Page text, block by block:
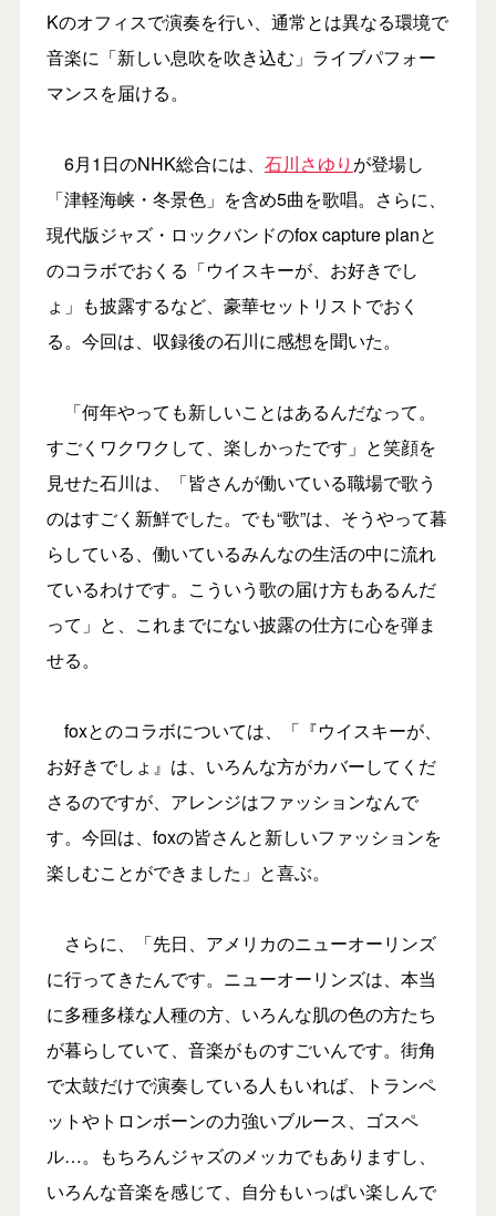
Kのオフィスで演奏を行い、通常とは異なる環境で
音楽に「新しい息吹を吹き込む」ライブパフォー
マンスを届ける。
6月1日のNHK総合には、 石川さゆり が登場し
「津軽海峡・冬景色」を含め5曲を歌唱。さらに、
現代版ジャズ・ロックバンドのfox capture planと
のコラボでおくる「ウイスキーが、お好きでし
ょ」も披露するなど、豪華セットリストでおく
る。今回は、収録後の石川に感想を聞いた。
「何年やっても新しいことはあるんだなって。
すごくワクワクして、楽しかったです」と笑顔を
見せた石川は、「皆さんが働いている職場で歌う
のはすごく新鮮でした。でも“歌”は、そうやって暮
らしている、働いているみんなの生活の中に流れ
ているわけです。こういう歌の届け方もあるんだ
って」と、これまでにない披露の仕方に心を弾ま
せる。
foxとのコラボについては、「『ウイスキーが、
お好きでしょ』は、いろんな方がカバーしてくだ
さるのですが、アレンジはファッションなんで
す。今回は、foxの皆さんと新しいファッションを
楽しむことができました」と喜ぶ。
さらに、「先日、アメリカのニューオーリンズ
に行ってきたんです。ニューオーリンズは、本当
に多種多様な人種の方、いろんな肌の色の方たち
が暮らしていて、音楽がものすごいんです。街角
で太鼓だけで演奏している人もいれば、トランペ
ットやトロンボーンの力強いブルース、ゴスペ
ル…。もちろんジャズのメッカでもありますし、
いろんな音楽を感じて、自分もいっぱい楽しんで